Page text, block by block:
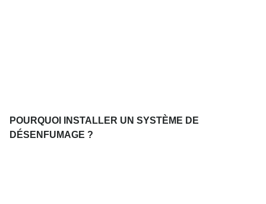
POURQUOI INSTALLER UN SYSTÈME DE
DÉSENFUMAGE ?